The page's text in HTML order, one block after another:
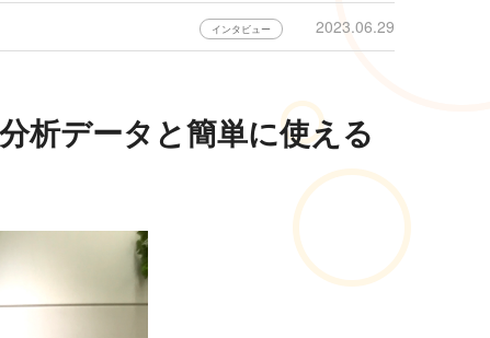
インタビュー 2023.06.29
析データと簡単に使える